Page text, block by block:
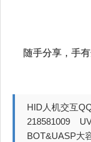
随手分享，手
HID人机交互
218581009
BOT&UASP大